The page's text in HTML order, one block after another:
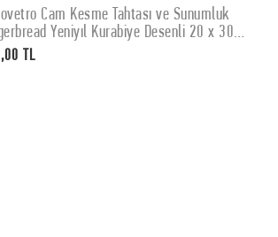
SEPETE EKLE
Decovetro Cam Kesme Tahtası ve Sunumluk
Kare Kardan Adam Desenli 30 x 30 cm
479,00 TL